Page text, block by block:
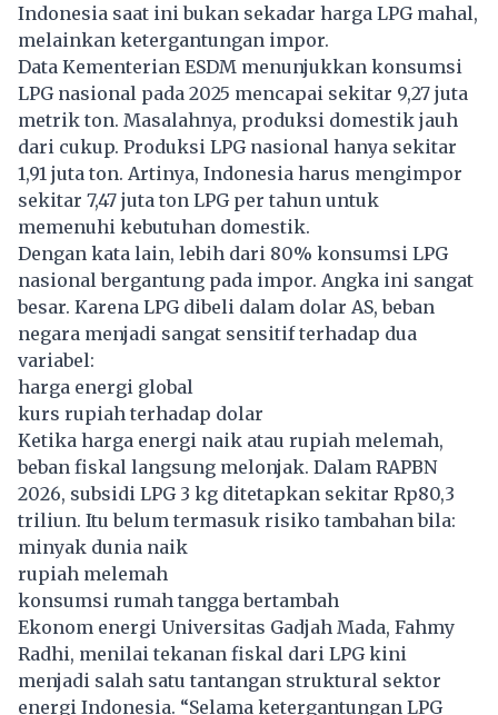
Indonesia saat ini bukan sekadar harga LPG mahal,
melainkan ketergantungan impor.
Data Kementerian ESDM menunjukkan konsumsi
LPG nasional pada 2025 mencapai sekitar 9,27 juta
metrik ton. Masalahnya, produksi domestik jauh
dari cukup. Produksi LPG nasional hanya sekitar
1,91 juta ton. Artinya, Indonesia harus mengimpor
sekitar 7,47 juta ton LPG per tahun untuk
memenuhi kebutuhan domestik.
Dengan kata lain, lebih dari 80% konsumsi LPG
nasional bergantung pada impor. Angka ini sangat
besar. Karena LPG dibeli dalam dolar AS, beban
negara menjadi sangat sensitif terhadap dua
variabel:
harga energi global
kurs rupiah terhadap dolar
Ketika harga energi naik atau rupiah melemah,
beban fiskal langsung melonjak. Dalam RAPBN
2026, subsidi LPG 3 kg ditetapkan sekitar Rp80,3
triliun. Itu belum termasuk risiko tambahan bila:
minyak dunia naik
rupiah melemah
konsumsi rumah tangga bertambah
Ekonom energi Universitas Gadjah Mada, Fahmy
Radhi, menilai tekanan fiskal dari LPG kini
menjadi salah satu tantangan struktural sektor
energi Indonesia. “Selama ketergantungan LPG